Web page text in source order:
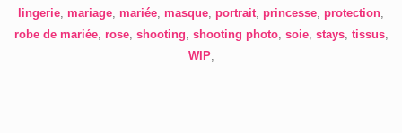
lingerie, mariage, mariée, masque, portrait, princesse, protection,
robe de mariée, rose, shooting, shooting photo, soie, stays, tissus,
WIP,